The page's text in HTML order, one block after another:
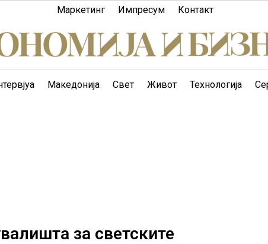
Маркетинг Импресум Контакт
Македонија Свет Живот Технологија
за светските